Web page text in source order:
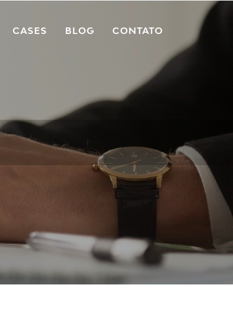
CASES BLOG CONTATO